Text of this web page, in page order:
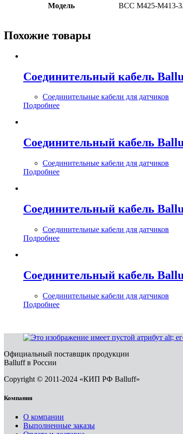
Модель BCC M425-M413-
Похожие товары
Соединительный кабель
Соединительные кабели для датчиков
Подробнее
Соединительный кабель
Соединительные кабели для датчиков
Подробнее
Соединительный кабель
Соединительные кабели для датчиков
Подробнее
Соединительный кабель
Соединительные кабели для датчиков
Подробнее
Официальный поставщик продукции
Balluff в России
Copyright © 2011-2024 «КИП РФ Balluff»
Компания
О компании
Выполненные заказы